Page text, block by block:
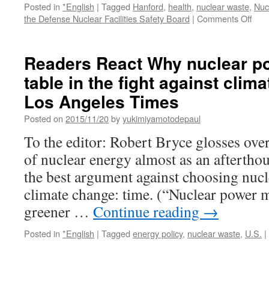
原
発
－
局
via
時
事
ド
ッ
コ
ム
Posted in *English | Tagged Hanford, health, nuclear waste,
the Defense Nuclear Facilities Safety Board | Comments Offon
City
Readers React Why nuclear
table in the fight against
Los Angeles Times
Posted on 2015/11/20byyukimiyamotodepaul
To the editor: Robert Bryce glosses
of nuclear energy almost as an
the best argument against choosing
climate change: time. (“Nuclear power
greener … Continue reading →
Posted in *English | Tagged energy policy, nuclear waste, U.S. |